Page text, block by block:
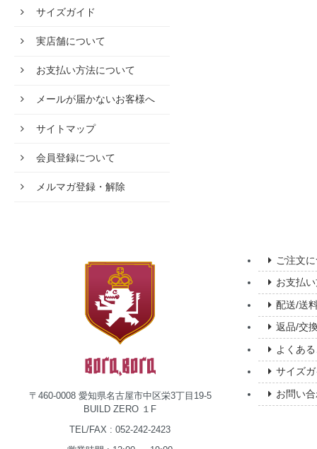
サイズガイド
実店舗について
お支払い方法について
メールが届かないお客様へ
サイトマップ
会員登録について
メルマガ登録・解除
〒460-0008 愛知県名古屋市中区栄3丁目19-5
BUILD ZERO １F
TEL/FAX : 052-242-2423
ご注文
お支払
配送/送
返品/交
よくあ
サイズ
お問い